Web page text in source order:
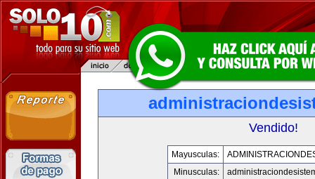
Vendido!
Mayusculas:
Minusculas: